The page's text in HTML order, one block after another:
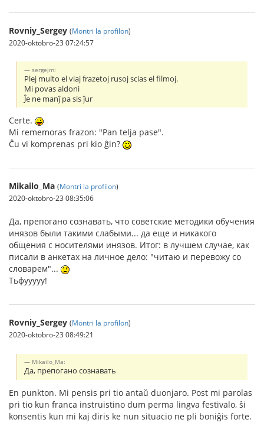
Rovniy_Sergey (Montri la profilon)
2020-oktobro-23 07:24:57
sergejm:
Plej multo el viaj frazetoj rusoj scias el filmoj.
Mi povas aldoni
Ĵe ne manĵ pa sis ĵur
Certe.
Mi remеmoras frazon: "Pan telja pase".
Ĉu vi komprenas pri kio ĝin?
Mikailo_Ma (Montri la profilon)
2020-oktobro-23 08:35:06
Да, препогано сознавать, что советские методики обучения
инязов были такими слабыми... да еще и никакого
общения с носителями инязов. Итог: в лучшем случае, как
писали в анкетах на личное дело: "читаю и перевожу со
словарем"...
Тьфууууу!
Rovniy_Sergey (Montri la profilon)
2020-oktobro-23 08:49:21
Mikailo_Ma:
Да, препогано сознавать
En punkton. Mi pensis pri tio antaŭ duonjaro. Post mi parolas
pri tio kun franca instruistino dum perma lingva festivalo, ŝi
konsentis kun mi kaj diris ke nun situacio ne pli boniĝis forte.